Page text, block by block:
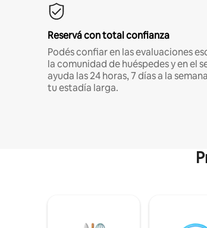
Reservá con total confianza
Podés confiar en las evaluaciones
la comunidad de huéspedes y en el
ayuda las 24 horas, 7 días a la
tu estadía larga.